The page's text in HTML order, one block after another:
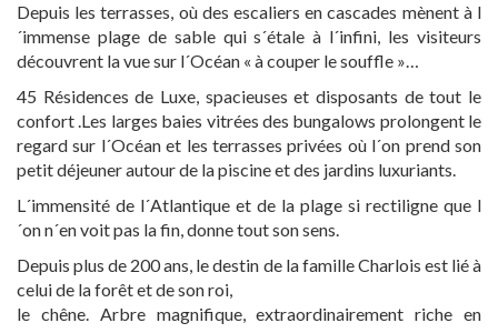
Depuis les terrasses, où des escaliers en cascades mènent à l
´immense plage de sable qui s´étale à l´infini, les visiteurs
découvrent la vue sur l´Océan « à couper le souffle »…
45 Résidences de Luxe, spacieuses et disposants de tout le
confort .Les larges baies vitrées des bungalows prolongent le
regard sur l´Océan et les terrasses privées où l´on prend son
petit déjeuner autour de la piscine et des jardins luxuriants.
L´immensité de l´Atlantique et de la plage si rectiligne que l
´on n´en voit pas la fin, donne tout son sens.
Depuis plus de 200 ans, le destin de la famille Charlois est lié à
celui de la forêt et de son roi,
le chêne. Arbre magnifique, extraordinairement riche en